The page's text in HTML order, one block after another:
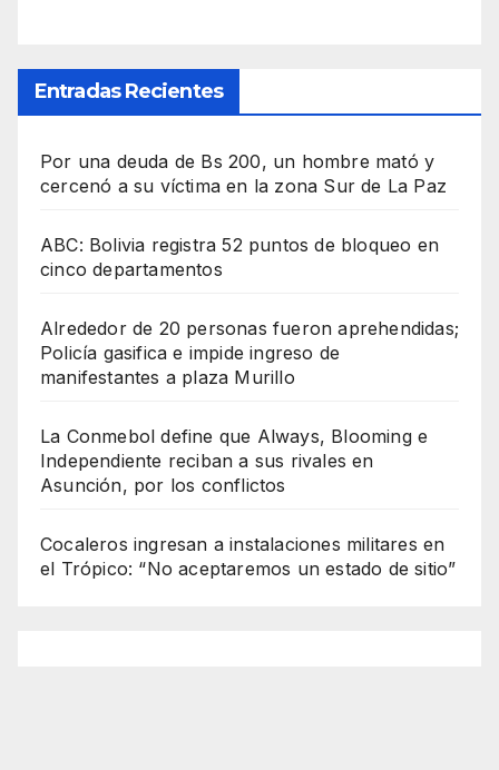
Entradas Recientes
Por una deuda de Bs 200, un hombre mató y
cercenó a su víctima en la zona Sur de La Paz
ABC: Bolivia registra 52 puntos de bloqueo en
cinco departamentos
Alrededor de 20 personas fueron aprehendidas;
Policía gasifica e impide ingreso de
manifestantes a plaza Murillo
La Conmebol define que Always, Blooming e
Independiente reciban a sus rivales en
Asunción, por los conflictos
Cocaleros ingresan a instalaciones militares en
el Trópico: “No aceptaremos un estado de sitio”